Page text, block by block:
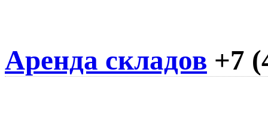
Аренда складов +7